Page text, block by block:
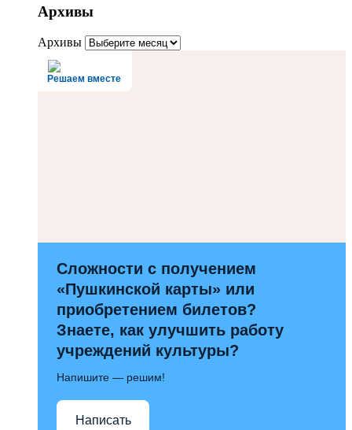
Архивы
Архивы
Решаем вместе
Сложности с получением
«Пушкинской карты» или
приобретением билетов?
Знаете, как улучшить работу
учреждений культуры?
Напишите — решим!
Написать